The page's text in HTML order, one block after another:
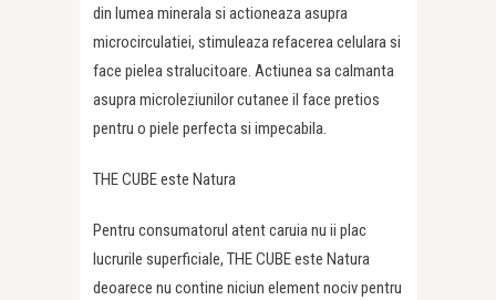
din lumea minerala si actioneaza asupra
microcirculatiei, stimuleaza refacerea celulara si
face pielea stralucitoare. Actiunea sa calmanta
asupra microleziunilor cutanee il face pretios
pentru o piele perfecta si impecabila.
THE CUBE este Natura
Pentru consumatorul atent caruia nu ii plac
lucrurile superficiale, THE CUBE este Natura
deoarece nu contine niciun element nociv pentru